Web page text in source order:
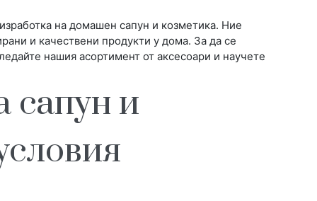
на домашен сапун и козметика. Ние
и качествени продукти у дома. За да се
нашия асортимент от аксесоари и научете
сапун и